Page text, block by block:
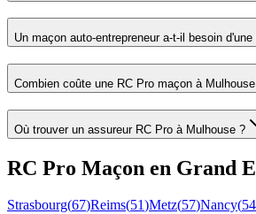
Un maçon auto-entrepreneur a-t-il besoin
Combien coûte une RC Pro maçon à
Où trouver un assureur RC Pro à Mulhouse ?
RC Pro Maçon en Grand
Strasbourg(67)Reims(51)Metz(57)Nancy(54